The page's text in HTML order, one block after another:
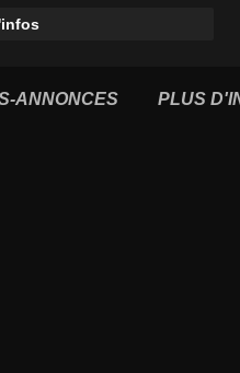
ANNONCES PLUS